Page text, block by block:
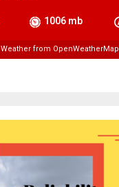
1006 mb
Weather from OpenWeatherMap